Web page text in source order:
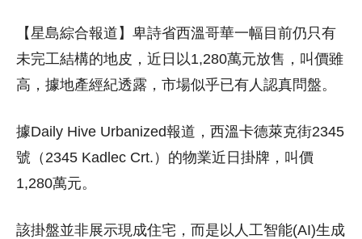
【星島綜合報道】卑詩省西溫哥華一幅目前仍只有
未完工結構的地皮，近日以1,280萬元放售，叫價雖
高，據地產經紀透露，市場似乎已有人認真問盤。
據Daily Hive Urbanized報道，西溫卡德萊克街2345
號（2345 Kadlec Crt.）的物業近日掛牌，叫價
1,280萬元。
該掛盤並非展示現成住宅，而是以人工智能(AI)生成